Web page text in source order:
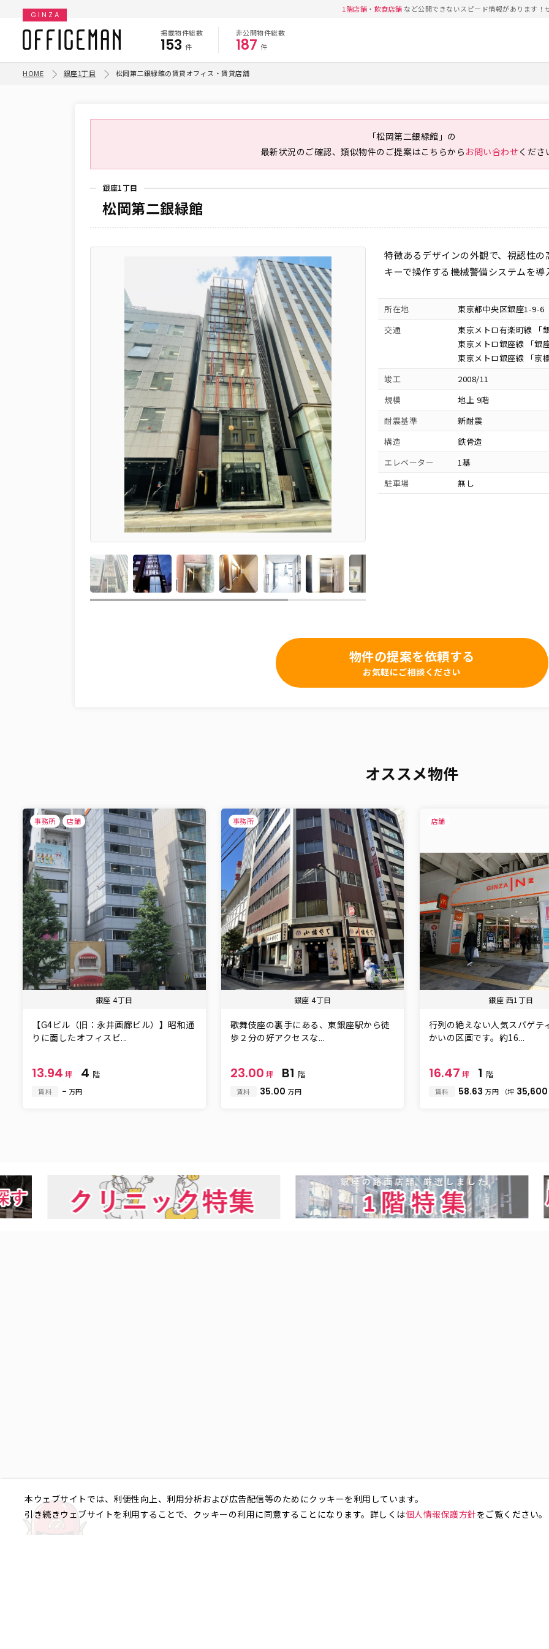
1階店舗 ・ 飲食店舗 など公開できないスピード情報があります！
GINZA
掲載物件総数
153 件
非公開物件総数
187 件
HOME 銀座1丁目 松岡第二銀緑館の賃貸オフィス・賃貸店舗
「松岡第二銀緑館」の
最新状況のご確認、類似物件のご提案はこちらから お問い合わせ くださ
銀座1丁目
松岡第二銀緑館
特徴あるデザインの外観で、視認性
キーで操作する機械警備システムを
所在地
東京都中央区銀座1-9-6
交通
東京メトロ有楽町線 「
東京メトロ銀座線 「銀
東京メトロ銀座線 「京
竣工
2008/11
規模
地上 9階
耐震基準
新耐震
構造
鉄骨造
エレベーター
1基
駐車場
無し
物件の提案を依頼する
お気軽にご相談ください
オススメ物件
事務所 店舗
銀座 4丁目
【G4ビル（旧：永井画廊ビル）】昭和通
りに面したオフィスビ...
13.94 坪 4 階
賃料 - 万円
事務所
銀座 4丁目
歌舞伎座の裏手にある、東銀座駅から徒
歩２分の好アクセスな...
23.00 坪 B1 階
賃料 35.00 万円
店舗
銀座 西1丁目
行列の絶えない人気スパゲテ
かいの区画です。約16...
16.47 坪 1 階
賃料 58.63 万円 （坪 35,600
本ウェブサイトでは、利便性向上、利用分析および広告配信等のためにクッキーを利用しています。
引き続きウェブサイトを利用することで、クッキーの利用に同意することになります。詳しくは個人情報保護方針をご覧ください。